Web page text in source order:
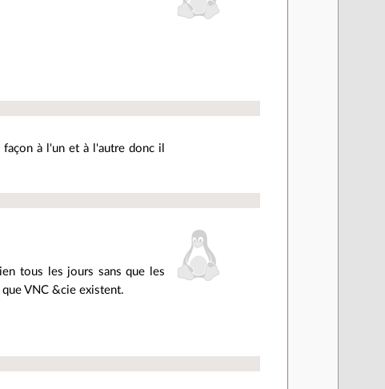
à l'un et à l'autre donc il
tous les jours sans que les
VNC &cie existent.